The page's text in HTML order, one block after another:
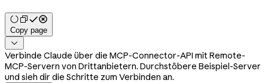
Copy page

Verbinde Claude über die MCP-Connector-API mit Remote-
MCP-Servern von Drittanbietern. Durchstöbere Beispiel-Server
und sieh dir die Schritte zum Verbinden an.